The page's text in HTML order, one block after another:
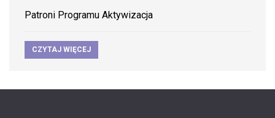
Patroni Programu Aktywizacja
CZYTAJ WIĘCEJ